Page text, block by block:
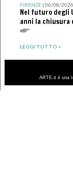
FIRENZE| 06/08/2026
Nel futuro degli
anni la chiusura
LEGGI TUTTO >
ARTE.it è una